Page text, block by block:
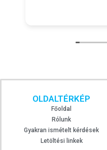
OLDALTÉRKÉP
Főoldal
Rólunk
Gyakran ismételt kérdések
Letöltési linkek